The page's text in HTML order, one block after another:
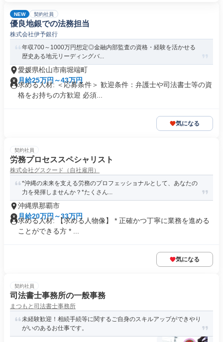
NEW 契約社員
優良地銀での法務担当
株式会社伊予銀行
年収700～1000万円想定◎金融内部監査の資格・経験を活かせる
歴史ある地元リーディングバ...
愛媛県松山市南堀端町
月給25万円～43万円
求める人材: ＜応募条件＞ 歓迎条件：弁護士や司法書士等の資
格をお持ちの方歓迎 必須...
気になる
契約社員
労務プロセススペシャリスト
株式会社グスクード（自社雇用）
*沖縄の未来を支える労務のプロフェッショナルとして、あなたの
力を発揮しませんか？*たくさん...
沖縄県那覇市
月給20万円～33万円
求める人材: 【求める人物像】 * 正確かつ丁寧に業務を進める
ことができる方 * ...
気になる
契約社員
司法書士事務所の一般事務
まつもと司法書士事務所
未経験歓迎！相続手続等に関するご自身のスキルアップができやり
がいのあるお仕事です。